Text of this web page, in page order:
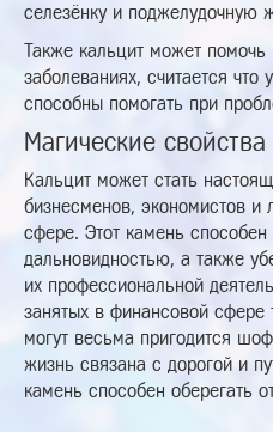
селезёнку и поджелудочную
Также кальцит может помочь
заболеваниях, считается что
способны помогать при
Магические свойства
Кальцит может стать
бизнесменов, экономистов
сфере. Этот камень способен
дальновидностью, а также
их профессиональной
занятых в финансовой сфере
могут весьма пригодится
жизнь связана с дорогой и
камень способен оберегать